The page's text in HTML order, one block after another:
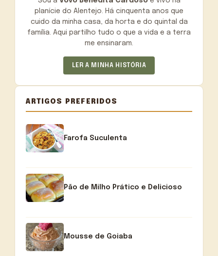
planície do Alentejo. Há cinquenta anos que
cuido da minha casa, da horta e do quintal da
família. Aqui partilho tudo o que a vida e a terra
me ensinaram.
LER A MINHA HISTÓRIA
ARTIGOS PREFERIDOS
Farofa Suculenta
Pão de Milho Prático e Delicioso
Mousse de Goiaba